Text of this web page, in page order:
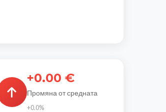
+0.00 €
Промяна от средната
+0.0%